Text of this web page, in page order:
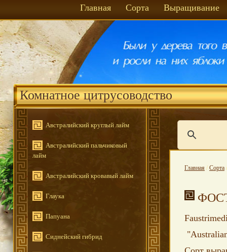
Главная Сорта Выращивание
Комнатное цитрусоводство
Австралийский круглый лайм
Австралийский пальчиковый
лайм
Австралийский кровавый лайм
Глаука
Папуана
Сиднейский гибрид
Главная / Сорта